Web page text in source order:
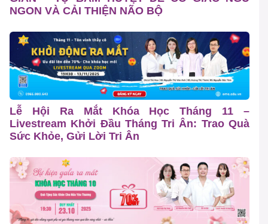
NGON VÀ CẢI THIỆN NÃO BỘ
Lễ Hội Ra Mắt Khóa Học Tháng 11 –
Livestream Khởi Đầu Tháng Tri Ân: Trao Quà
Sức Khỏe, Gửi Lời Tri Ân